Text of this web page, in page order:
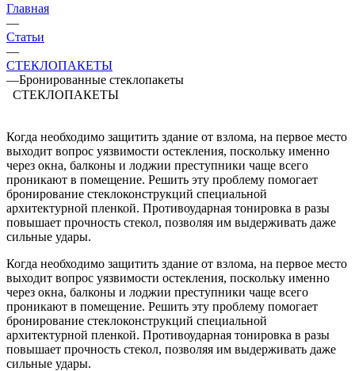
Главная
—
Статьи
—
СТЕКЛОПАКЕТЫ
—Бронированные стеклопакеты
СТЕКЛОПАКЕТЫ
Когда необходимо защитить здание от взлома, на первое место
выходит вопрос уязвимости остекления, поскольку именно
через окна, балконы и лоджии преступники чаще всего
проникают в помещение. Решить эту проблему помогает
бронирование стеклоконструкций специальной
архитектурной пленкой. Противоударная тонировка в разы
повышает прочность стекол, позволяя им выдерживать даже
сильные удары.
Когда необходимо защитить здание от взлома, на первое место
выходит вопрос уязвимости остекления, поскольку именно
через окна, балконы и лоджии преступники чаще всего
проникают в помещение. Решить эту проблему помогает
бронирование стеклоконструкций специальной
архитектурной пленкой. Противоударная тонировка в разы
повышает прочность стекол, позволяя им выдерживать даже
сильные удары.